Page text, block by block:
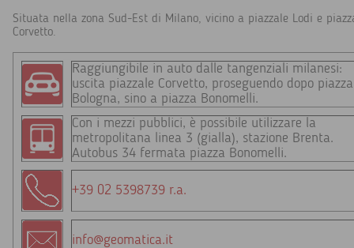
Situata nella zona Sud-Est di Milano, vicino a piazzale Lodi e
Corvetto.
Raggiungibile in auto dalle tangenziali milanesi:
uscita piazzale Corvetto, proseguendo dopo
Bologna, sino a piazza Bonomelli.
Con i mezzi pubblici, è possibile utilizzare la
metropolitana linea 3 (gialla), stazione Brenta.
Autobus 34 fermata piazza Bonomelli.
+39 02 5398739 r.a.
info@geomatica.it